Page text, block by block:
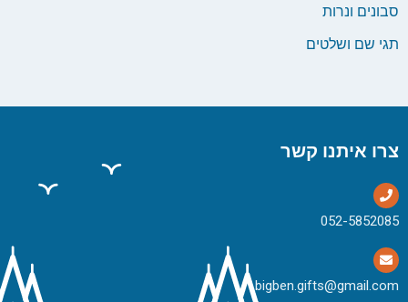
סבונים ונרות
תגי שם ושלטים
צרו איתנו קשר
bigben.gifts@gmail.com